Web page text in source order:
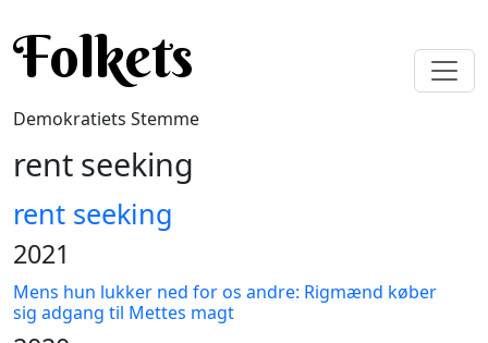
Folkets
Demokratiets Stemme
rent seeking
rent seeking
2021
Mens hun lukker ned for os andre: Rigmænd køber
sig adgang til Mettes magt